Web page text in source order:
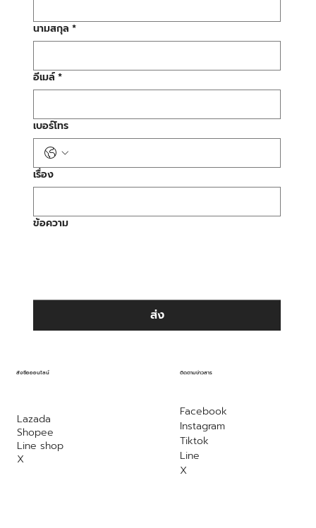
Facebook
Instagram
Tiktok
Line
X
ติดตามข่าวสาร
สั่งซื้อออนไลน์
Lazada
Shopee
Line shop
X
นามสกุล *
อีเมล์*
เบอร์โทร
เรื่อง
ข้อความ
ส่ง